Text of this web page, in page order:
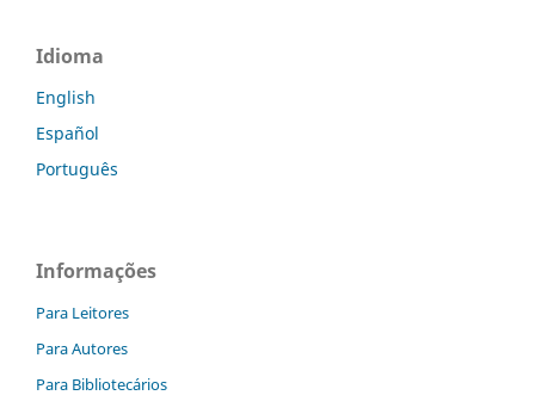
Idioma
English
Español
Português
Informações
Para Leitores
Para Autores
Para Bibliotecários